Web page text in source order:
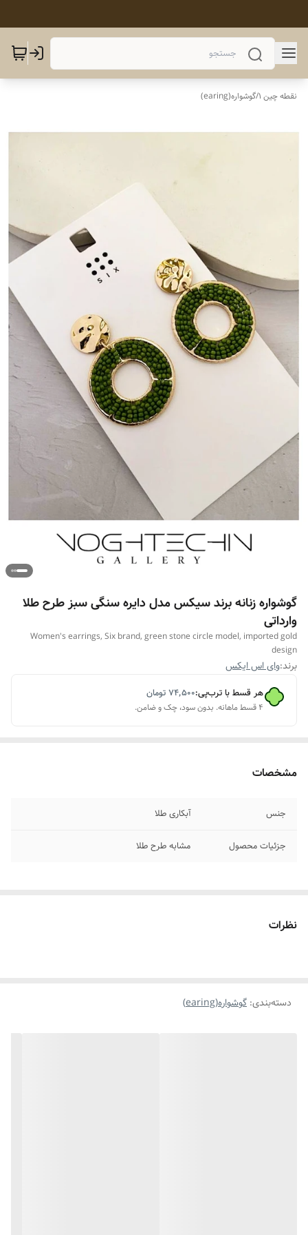
نقطه چین 1 /گوشواره(earing)
گوشواره زنانه برند سیکس مدل دایره سنگی سبز طرح طلا
وارداتی
Women's earrings, Six brand, green stone circle model, imported gold
design
برند:وای اس ایکس
هر قسط با ترب‌پی:۷۴٬۵۰۰تومان
۴ قسط ماهانه. بدون سود، چک و ضامن.
مشخصات
جنس آبکاری طلا
جزئیات محصول مشابه طرح طلا
نظرات
دسته‌بندی: گوشواره(earing)